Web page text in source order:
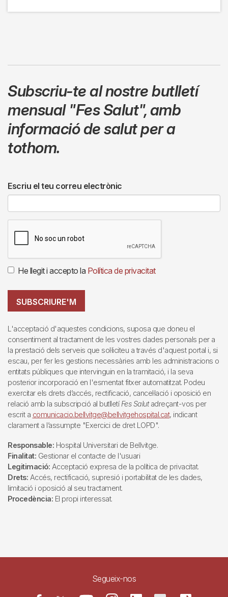
Subscriu-te al nostre butlletí
mensual "Fes Salut",amb
informació de salut per a
tothom.
Escriu el teu correu electrònic
He llegit i accepto la Política de privacitat
SUBSCRIURE'M
L'acceptació d'aquestes condicions, suposa que doneu el
consentiment al tractament de les vostres dades personals per a
la prestació dels serveis que sol·liciteu a través d'aquest portal i, si
escau, per fer les gestions necessàries amb les administracions o
entitats públiques que intervinguin en la tramitació, i la seva
posterior incorporació en l'esmentat fitxer automatitzat. Podeu
exercitar els drets d’accés, rectificació, cancel·lació i oposició en
relació amb la subscripció al butlletí Fes Salutadreçant-vos per
escrit a comunicacio.bellvitge@bellvitgehospital.cat, indicant
clarament a l’assumpte "Exercici de dret LOPD".
Responsable: Hospital Universitari de Bellvitge.
Finalitat: Gestionar el contacte de l'usuari
Legitimació: Acceptació expresa de la política de privacitat.
Drets: Accés, rectificació, supresió i portabilitat de les dades,
limitació i oposició al seu tractament.
Procedència: El propi interessat.
Segueix-nos